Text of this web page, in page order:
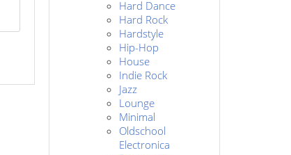
Hard Dance
Hard Rock
Hardstyle
Hip-Hop
House
Indie Rock
Jazz
Lounge
Minimal
Oldschool
Electronica